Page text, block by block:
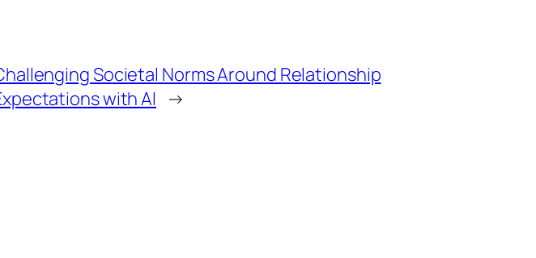
Societal Norms Around Relationship
with AI
→